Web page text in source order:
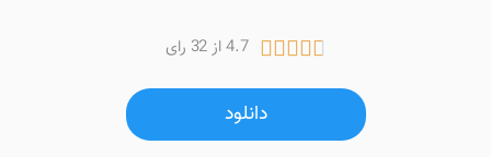
4.7 از 32 رای 
دانلود